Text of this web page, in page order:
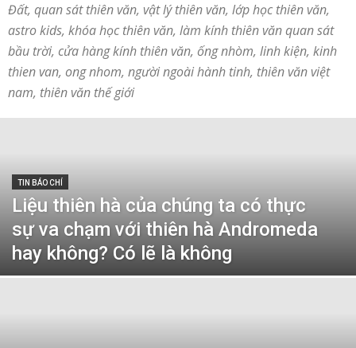
Đất, quan sát thiên văn, vật lý thiên văn, lớp học thiên văn,
astro kids, khóa học thiên văn, làm kính thiên văn quan sát
bầu trời, cửa hàng kính thiên văn, ống nhòm, linh kiện, kinh
thien van, ong nhom, người ngoài hành tinh, thiên văn việt
nam, thiên văn thế giới
TIN BÁO CHÍ
Liệu thiên hà của chúng ta có thực
sự va chạm với thiên hà Andromeda
hay không? Có lẽ là không